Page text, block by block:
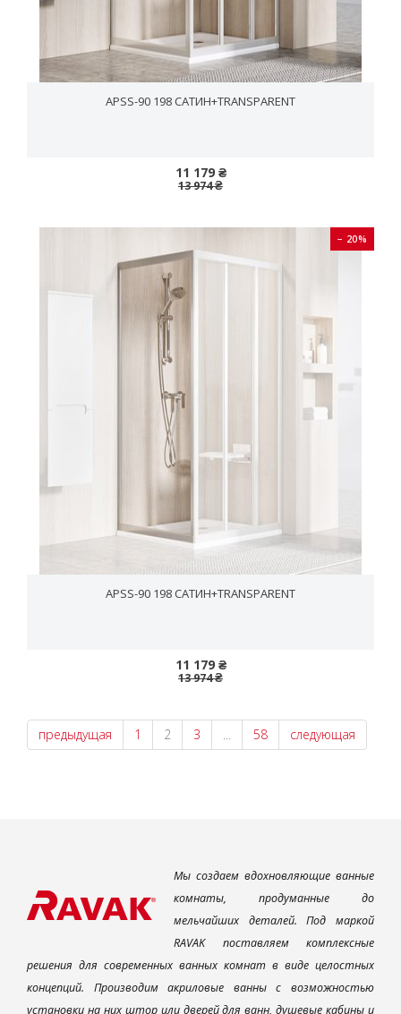
APSS-90 198 САТИН+TRANSPARENT
11 179 ₴
13 974 ₴
− 20%
APSS-90 198 САТИН+TRANSPARENT
11 179 ₴
13 974 ₴
предыдущая 1 2 3 ... 58 следующая
Мы создаем вдохновляющие ванные
комнаты, продуманные до
мельчайших деталей. Под маркой
RAVAK поставляем комплексные
решения для современных ванных комнат в виде целостных
концепций. Производим акриловые ванны с возможностью
установки на них штор или дверей для ванн, душевые кабины и